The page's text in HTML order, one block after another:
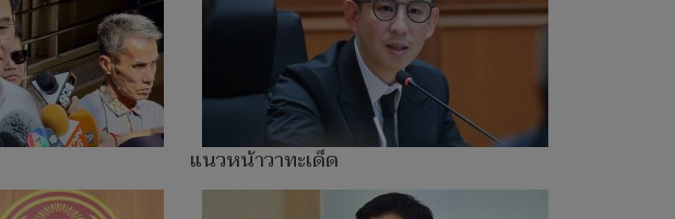
แนวหน้าวาทะเด็ด